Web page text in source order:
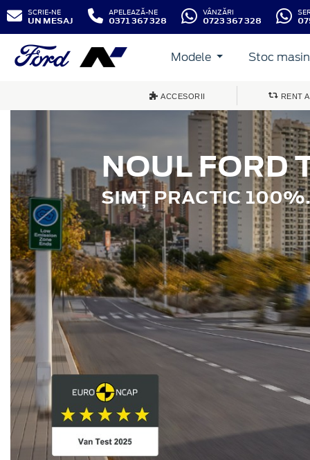
SCRIE-NE
UN MESAJ
APELEAZĂ-NE
0371 367 328
VÂNZĂRI
0723 367 328
Modele Stoc
ACCESORII RENT
NOUL FORD
SIMȚ PRACTIC